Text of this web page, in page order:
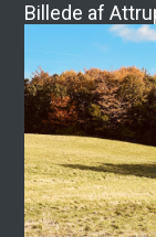
Billede af